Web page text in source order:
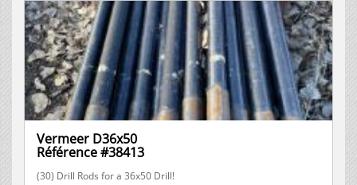
Vermeer D36x50
Référence #38413
(30) Drill Rods for a 36x50 Drill!